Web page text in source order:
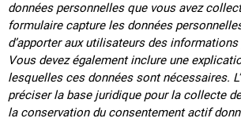
données personnelles que vous avez
formulaire capture les données
d’apporter aux utilisateurs des
Vous devez également inclure une
lesquelles ces données sont nécessaires.
préciser la base juridique pour la collecte
la conservation du consentement actif